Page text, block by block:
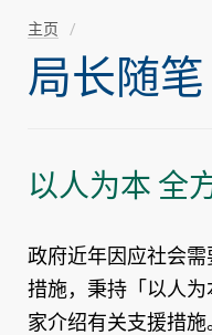
主页
局长随笔
以人为本 全
政府近年因应社会
措施，秉持「以人
家介绍有关支援措施